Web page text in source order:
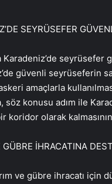
SEYRÜSEFER
Karadeniz’de seyrüsefer
güvenli seyrüseferin
amaçlarla
söz konusu adım ile
bir koridor olarak
GÜBRE İHRACATINA
ve gübre ihracatı